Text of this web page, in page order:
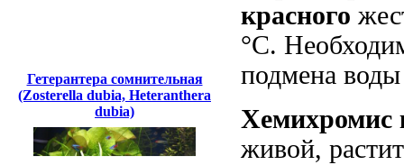
Гетерантера сомнительная
(Zosterella dubia, Heteranthera
dubia)
красного
°С.
подмена
Хемихромис
живой,